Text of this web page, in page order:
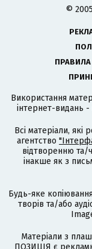
©
ПРАВИЛА
Використання
інтернет-видань -
Всі матеріали, які
агентство
відтворенню
інакше як з
Будь-яке
творів та/або
Матеріали з